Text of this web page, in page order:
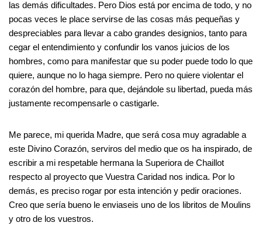
las demás dificultades. Pero Dios está por encima de todo, y no
pocas veces le place servirse de las cosas más pequeñas y
despreciables para llevar a cabo grandes designios, tanto para
cegar el entendimiento y confundir los vanos juicios de los
hombres, como para manifestar que su poder puede todo lo que
quiere, aunque no lo haga siempre. Pero no quiere violentar el
corazón del hombre, para que, dejándole su libertad, pueda más
justamente recompensarle o castigarle.
Me parece, mi querida Madre, que será cosa muy agradable a
este Divino Corazón, serviros del medio que os ha inspirado, de
escribir a mi respetable hermana la Superiora de Chaillot
respecto al proyecto que Vuestra Caridad nos indica. Por lo
demás, es preciso rogar por esta intención y pedir oraciones.
Creo que sería bueno le enviaseis uno de los libritos de Moulins
y otro de los vuestros.